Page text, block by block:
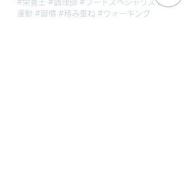
#栄養士 #調理師 #フードスペシャリスト
運動 #習慣 #積み重ね #ウォーキング